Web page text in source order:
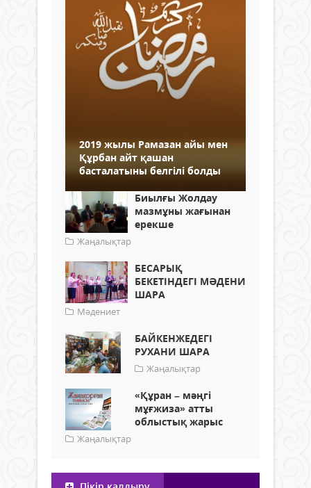
2019 жылы Рамазан айы мен
Құрбан айт қашан
басталатыны белгілі болды
Биылғы Жолдау
мазмұны жағынан
ерекше
Жаңалықтар
БЕСАРЫҚ
БЕКЕТІНДЕГІ МӘДЕНИ
ШАРА
Мәдениет
БАЙКЕНЖЕДЕГІ
РУХАНИ ШАРА
Жаңалықтар
«Құран – мәңгі
мұғжиза» атты
облыстық жарыс
Жаңалықтар